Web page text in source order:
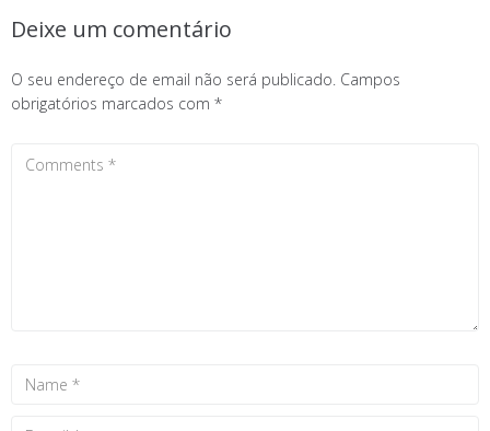
Deixe um comentário
O seu endereço de email não será publicado. Campos
obrigatórios marcados com *